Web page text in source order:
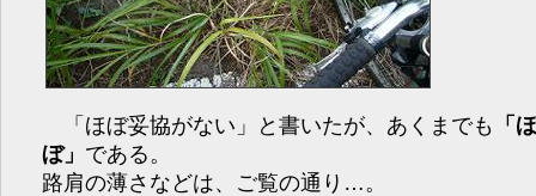
「ほぼ妥協がない」と書いたが、あくまでも
「
ぼ」 である。
路肩の薄さなどは、ご覧の通り…。